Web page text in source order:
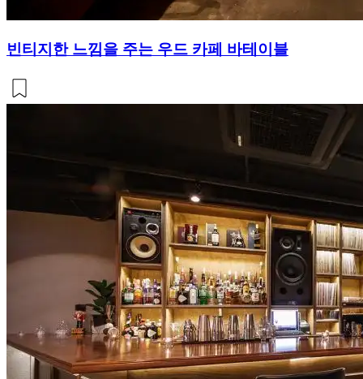
빈티지한 느낌을 주는 우드 카페 바테이블